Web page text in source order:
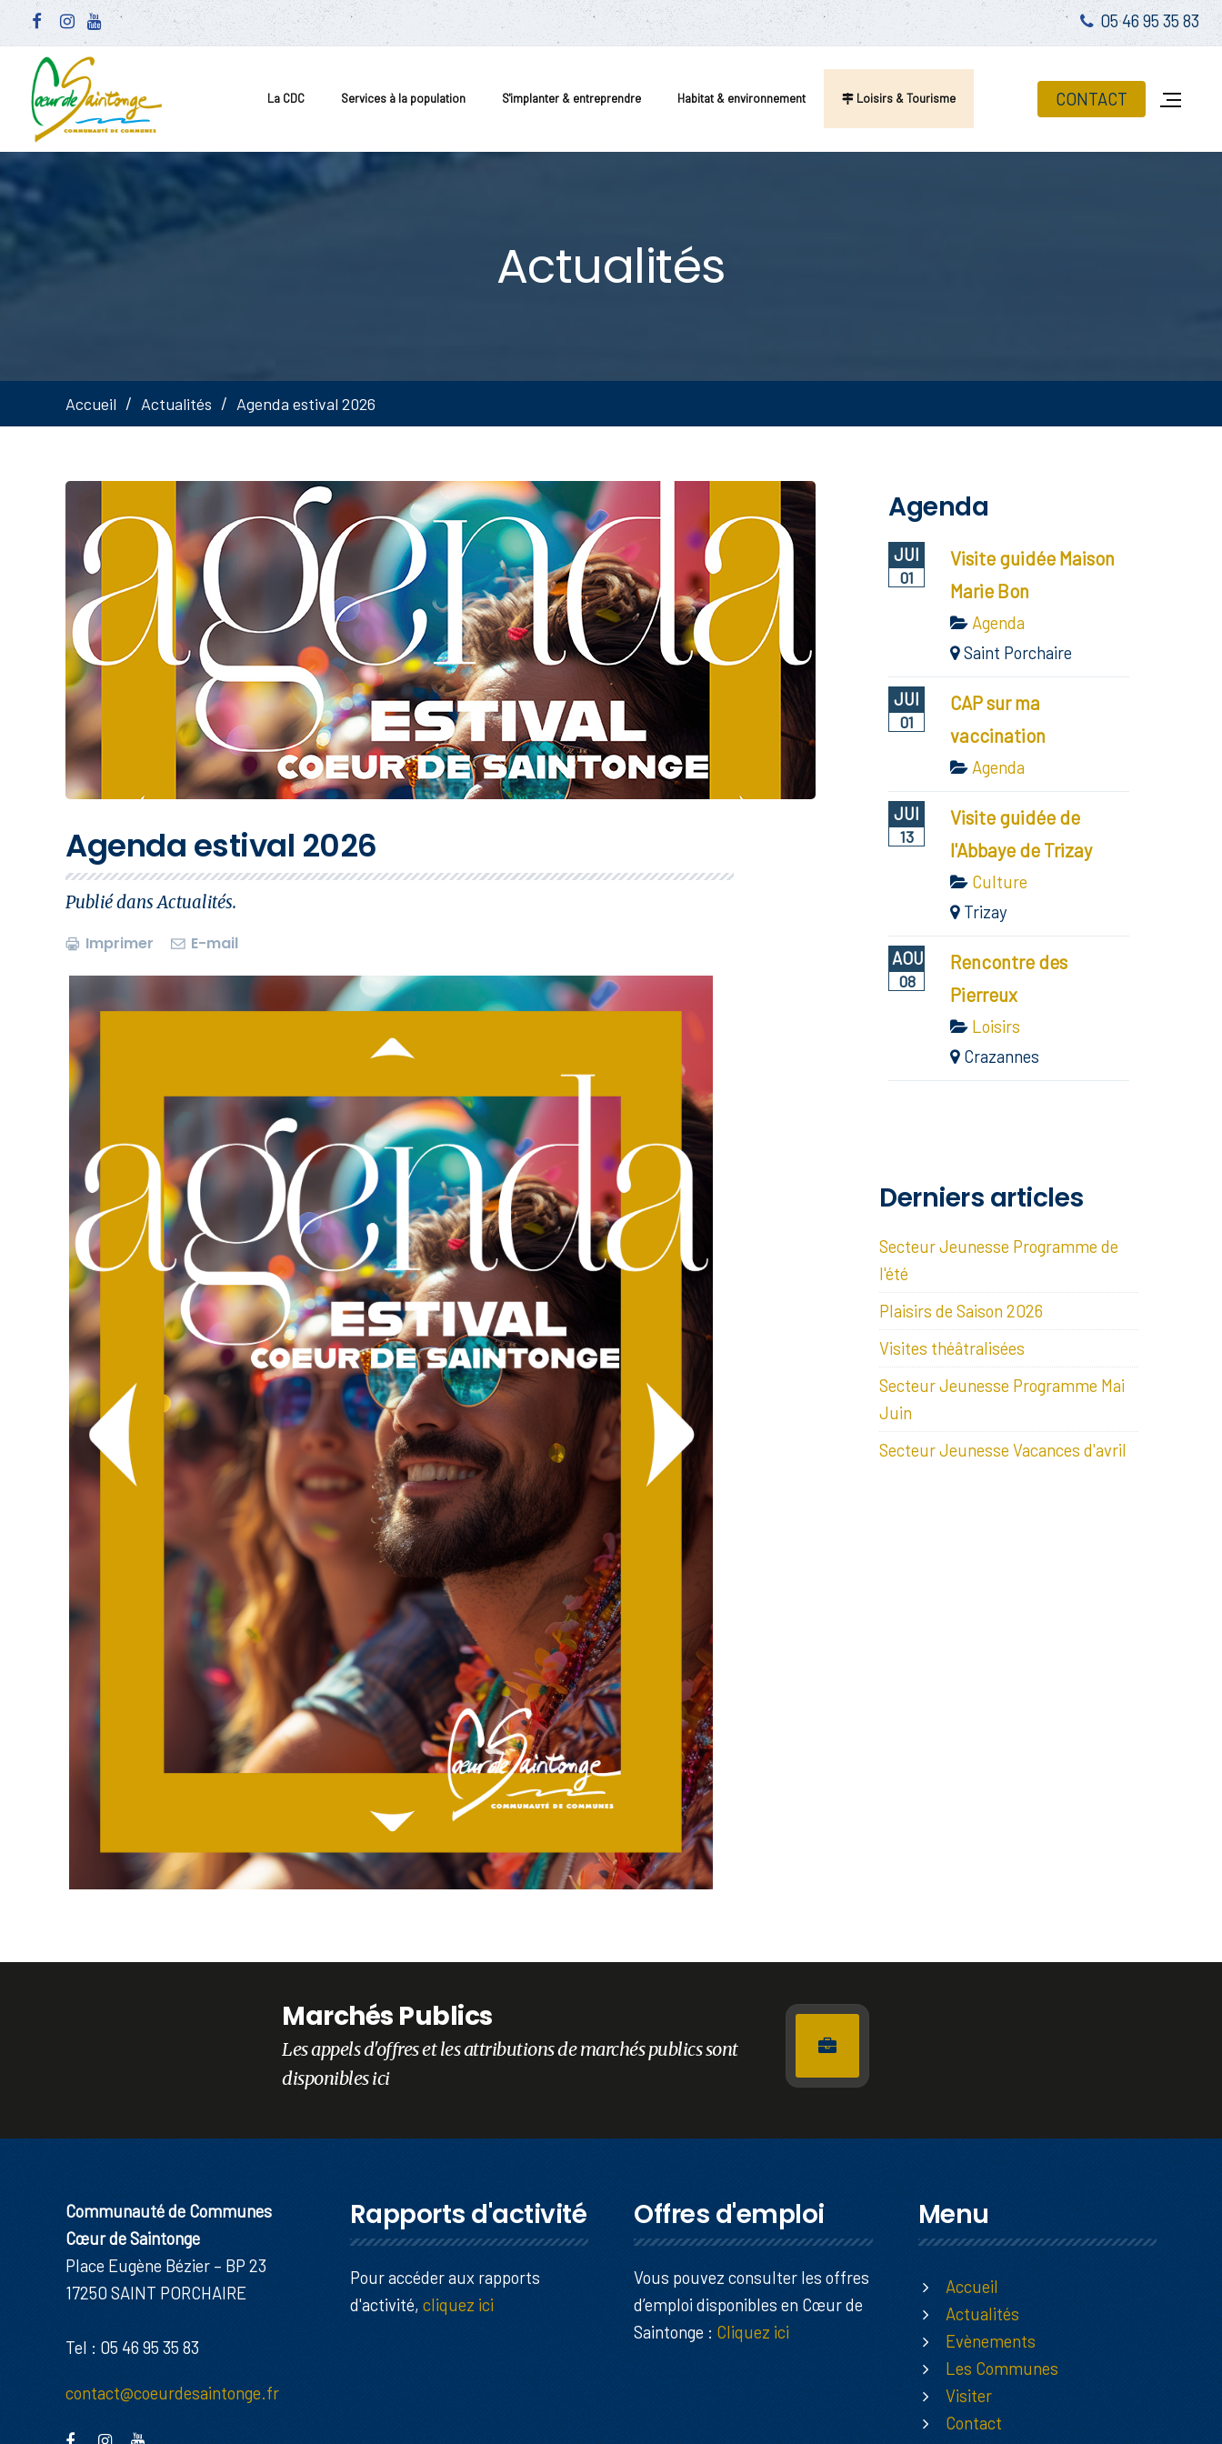
05 46 95 35 83
La CDC Services à la population S'implanter & entreprendre Habitat & environnement Loisirs & Tourisme CONTACT
Actualités
Accueil Actualités Agenda estival 2026
Agenda estival 2026
Publié dansActualités.
Imprimer
E-mail
Agenda
JUI
01
Visite guidée Maison
Marie Bon
Agenda
Saint Porchaire
JUI
01
CAP sur ma
vaccination
Agenda
JUI
13
Visite guidée de
l'Abbaye de Trizay
Culture
Trizay
AOU
08
Rencontre des
Pierreux
Loisirs
Crazannes
Derniers articles
Secteur Jeunesse Programme de
l'été
Plaisirs de Saison 2026
Visites théâtralisées
Secteur Jeunesse Programme Mai
Juin
Secteur Jeunesse Vacances d'avril
Marchés Publics
Les appels d'offres et les attributions de marchés publics sont
disponibles ici
Communauté de Communes
Cœur de Saintonge
Place Eugène Bézier – BP 23
17250 SAINT PORCHAIRE
Tel : 05 46 95 35 83
contact@coeurdesaintonge.fr
Rapports d'activité
Pour accéder aux rapports
d'activité, cliquez ici
Offres d'emploi
Vous pouvez consulter les offres
d’emploi disponibles en Cœur de
Saintonge : Cliquez ici
Menu
Accueil
Actualités
Evènements
Les Communes
Visiter
Contact